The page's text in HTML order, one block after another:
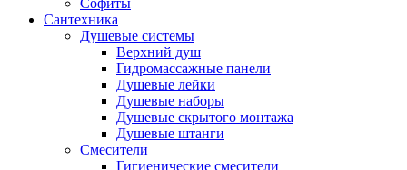
Сантехника
Душевые системы
Верхний душ
Гидромассажные панели
Душевые лейки
Душевые наборы
Душевые скрытого монтажа
Душевые штанги
Смесители
Гигиенические смесители